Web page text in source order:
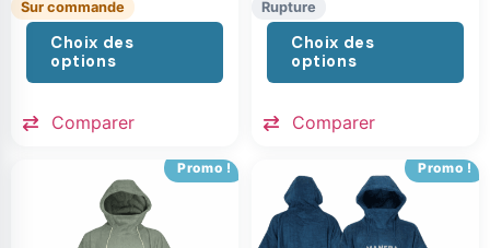
Sur commande
Choix des
options
Comparer
Rupture
Choix des
options
Comparer
Promo ! Promo !